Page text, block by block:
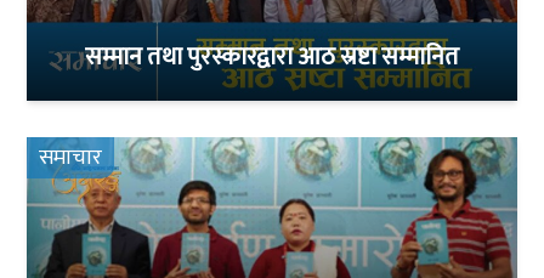
सम्मान तथा पुरस्कारद्वारा आठ स्रष्टा सम्मानित
समाचार